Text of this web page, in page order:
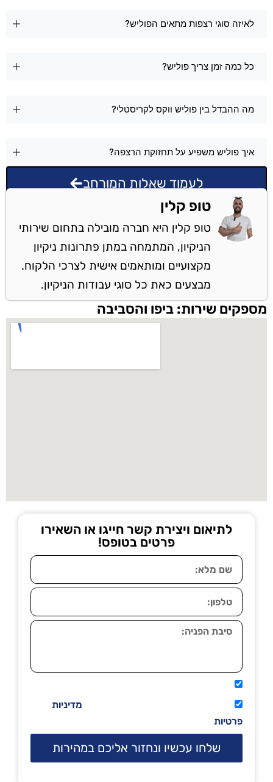
לאיזה סוגי רצפות מתאים הפוליש?
כל כמה זמן צריך פוליש?
מה ההבדל בין פוליש ווקס לקריסטלי?
איך פוליש משפיע על תחזוקת הרצפה?
לעמוד שאלות המורחב
טופ קלין
טופ קלין היא חברה מובילה בתחום שירותי
הניקיון, המתמחה במתן פתרונות ניקיון
מקצועיים ומותאמים אישית לצרכי הלקוח.
מבצעים כאת כל סוגי עבודות הניקיון.
מספקים שירות: ביפו והסביבה
לתיאום ויצירת קשר חייגו או השאירו
פרטים בטופס!
מדיניות
פרטיות
שלחו עכשיו ונחזור אליכם במהירות